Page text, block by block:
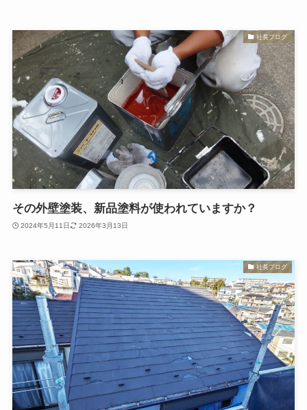
社長ブログ
その外壁塗装、新品塗料が使われていますか？
2024年5月11日 2026年3月13日
社長ブログ